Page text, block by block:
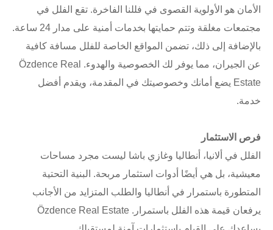
الأمان هو الأولوية القصوى في فللنا الفاخرة. تقع الفلل في
مجتمعات مغلقة وتتم حمايتها بخدمات أمنية على مدار 24 ساعة.
بالإضافة إلى ذلك، تضمن المواقع الخاصة للفلل مسافة كافية
عن الجيران، مما يوفر لك الخصوصية والهدوء. Özdence Real
Estate يضع أمانك وخصوصيتك في المقدمة، ويقدم أفضل
خدمة.
فرص الاستثمار
الفلل في ألانيا، أنطاليا وغازي باشا ليست مجرد مساحات
معيشية، بل هي أيضًا أدوات استثمار مربحة. البنية التحتية
المتطورة باستمرار في أنطاليا والطلب المتزايد من الأجانب
يرفعان قيمة هذه الفلل باستمرار. Özdence Real Estate